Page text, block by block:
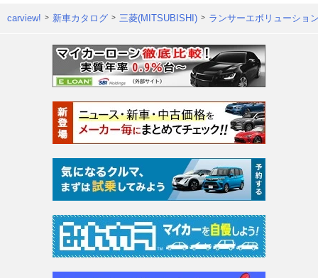
carview! 新車カタログ 三菱(MITSUBISHI) ランサーエボリューショ